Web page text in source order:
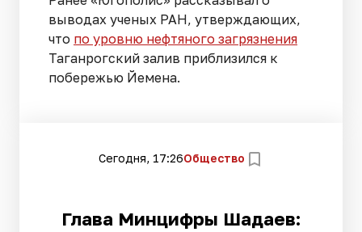
выводах ученых РАН, утверждающих,
что по уровню нефтяного загрязнения
Таганрогский залив приблизился к
побережью Йемена.
Сегодня, 17:26Общество
Глава Минцифры Шадаев: